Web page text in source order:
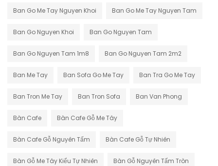
Ban Go Me Tay Nguyen Khoi Ban Go Me Tay Nguyen Tam
Ban Go Nguyen Khoi Ban Go Nguyen Tam
Ban Go Nguyen Tam 1m8 Ban Go Nguyen Tam 2m2
Ban Me Tay Ban Sofa Go Me Tay Ban Tra Go Me Tay
Ban Tron Me Tay Ban Tron Sofa Ban Van Phong
Bàn Cafe Bàn Cafe Gỗ Me Tây
Bàn Cafe Gỗ Nguyên Tấm Bàn Cafe Gỗ Tự Nhiên
Bàn Gỗ Me Tây Kiểu Tự Nhiên Bàn Gỗ Nguyên Tấm Tròn